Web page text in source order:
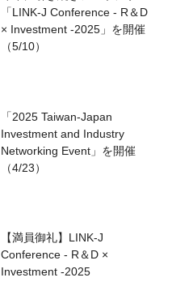
「LINK-J Conference - R＆D
× Investment -2025」を開催
（5/10）
「2025 Taiwan-Japan
Investment and Industry
Networking Event」を開催
（4/23）
【満員御礼】LINK-J
Conference - R＆D ×
Investment -2025